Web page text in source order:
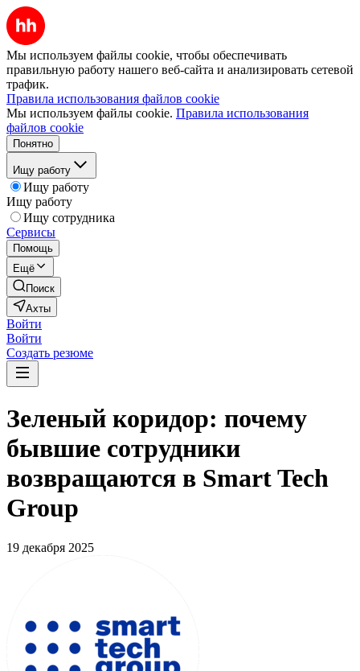
Мы используем файлы cookie, чтобы обеспечивать
правильную работу нашего веб-сайта и анализировать сетевой
трафик.
Правила использования файлов cookie
Мы используем файлы cookie. Правила использования
файлов cookie
Понятно
Ищу работу
Ищу работу
Ищу работу
Ищу сотрудника
Сервисы
Помощь
Ещё
Поиск
Ахты
Войти
Войти
Создать резюме
Зеленый коридор: почему
бывшие сотрудники
возвращаются в Smart Tech
Group
19 декабря 2025